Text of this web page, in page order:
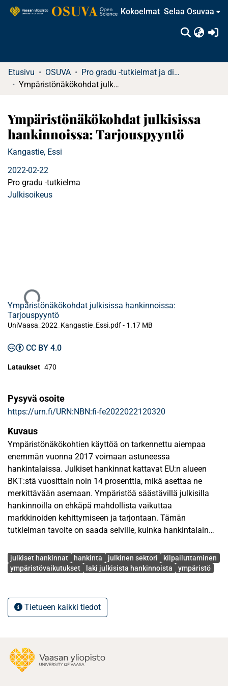
Kokoelmat Selaa Osuvaa
Etusivu OSUVA
Pro gradu -tutkielmat ja diplomityöt
Ympäristönäkökohdat julkisissa hankinnoissa: Tarjouspyyntö
Ympäristönäkökohdat julkisissa
hankinnoissa: Tarjouspyyntö
Kangastie, Essi
2022-02-22
Pro gradu -tutkielma
Julkisoikeus
Ladataan...
Ympäristönäkökohdat julkisissa hankinnoissa:
Tarjouspyyntö
UniVaasa_2022_Kangastie_Essi.pdf - 1.17 MB
CC BY 4.0
Lataukset 470
Pysyvä osoite
https://urn.fi/URN:NBN:fi-fe2022022120320
Kuvaus
Ympäristönäkökohtien käyttöä on tarkennettu aiempaa
enemmän vuonna 2017 voimaan astuneessa
hankintalaissa. Julkiset hankinnat kattavat EU:n alueen
BKT:stä vuosittain noin 14 prosenttia, mikä asettaa ne
merkittävään asemaan. Ympäristöä säästävillä julkisilla
hankinnoilla on ehkäpä mahdollista vaikuttaa
markkinoiden kehittymiseen ja tarjontaan. Tämän
tutkielman tavoite on saada selville, kuinka hankintalain
kansallisten hankintojen tarjouspyynnöissä käytännössä.
Tutkielman tarkoitus on selvittää miten hankintalaki
Tutkielmassa on käytetty lainopillista ja laadullista
keskittyy hankintalain sisältöön ympäristönäkökohtien
suhteen ja laadullinen osuus sisältää analyysin.
Avainsanat
julkiset hankinnat hankinta julkinen sektori
kilpailuttaminen
ympäristövaikutukset
laki julkisista hankinnoista ympäristö
Tietueen kaikki tiedot